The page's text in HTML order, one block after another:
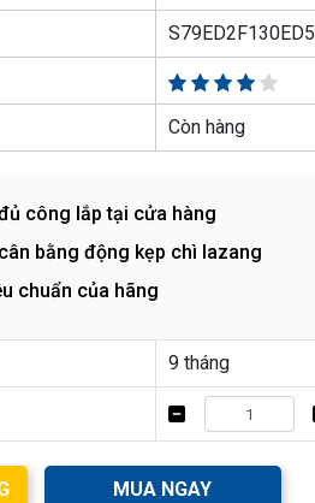
S79ED2F130ED5
Còn hàng
công lắp tại cửa hàng
bằng động kẹp chì lazang
chuẩn của hãng
9 tháng
MUA NGAY